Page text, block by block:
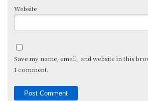
Website
Save my name, email, and website in this
I comment.